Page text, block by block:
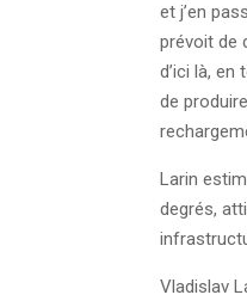
et j’en
prévoit de
d’ici là,
de
Larin
degrés,
Vladislav